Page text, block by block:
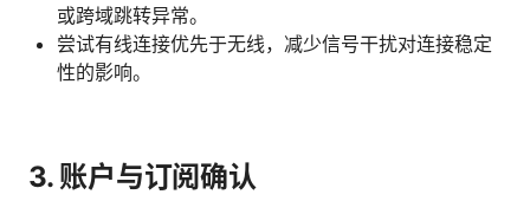
或跨域跳转异常。
尝试有线连接优先于无线，减少信号干扰对连接稳定
性的影响。
3. 账户与订阅确认